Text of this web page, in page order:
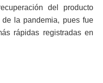
del producto
la pandemia, pues fue
rápidas registradas en